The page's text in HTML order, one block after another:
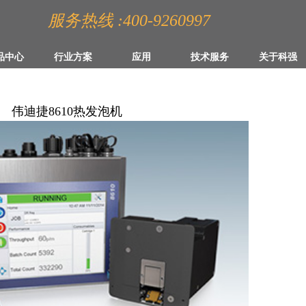
服务热线 :400-9260997
中心 行业方案 应用 技术服务 关于科强
伟迪捷8610热发泡机